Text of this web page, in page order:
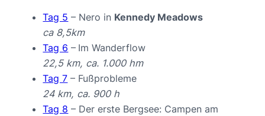
Tag 5 – Nero in Kennedy Meadows
ca 8,5km
Tag 6 – Im Wanderflow
22,5 km, ca. 1.000 hm
Tag 7 – Fußprobleme
24 km, ca. 900 h
Tag 8 – Der erste Bergsee: Campen am